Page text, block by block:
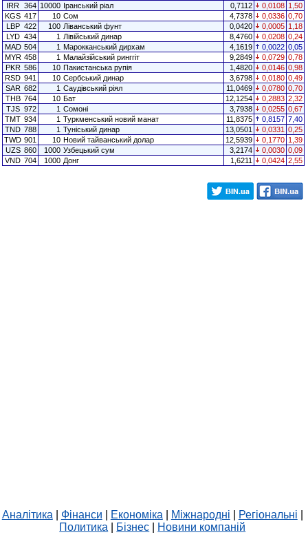
IRR 364 10000 Іранський ріал 0,7112 0,0108 1,50
KGS 417 10 Сом 4,7378 0,0336 0,70
LBP 422 100 Ліванський фунт 0,0420 0,0005 1,18
LYD 434 1 Лівійський динар 8,4760 0,0208 0,24
MAD 504 1 Марокканський дирхам 4,1619 0,0022 0,05
MYR 458 1 Малайзійський ринггіт 9,2849 0,0729 0,78
PKR 586 10 Пакистанська рупія 1,4820 0,0146 0,98
RSD 941 10 Сербський динар 3,6798 0,0180 0,49
SAR 682 1 Саудівський ріял 11,0469 0,0780 0,70
THB 764 10 Бат 12,1254 0,2883 2,32
TJS 972 1 Сомоні 3,7938 0,0255 0,67
TMT 934 1 Туркменський новий манат 11,8375 0,8157 7,40
TND 788 1 Туніський динар 13,0501 0,0331 0,25
TWD 901 10 Новий тайванський долар 12,5939 0,1770 1,39
UZS 860 1000 Узбецький сум 3,2174 0,0030 0,09
VND 704 1000 Донг 1,6211 0,0424 2,55
Аналітика Фінанси Економіка Міжнародні Регіональні
Политика
Бізнес Новини компаній